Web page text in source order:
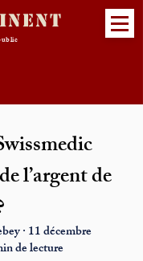
l’argent de
· 11 décembre
de lecture